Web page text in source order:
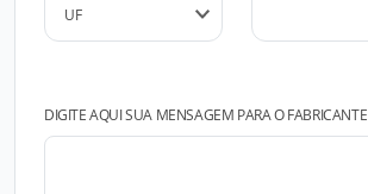
DIGITE AQUI SUA MENSAGEM PARA O FABRICANTE